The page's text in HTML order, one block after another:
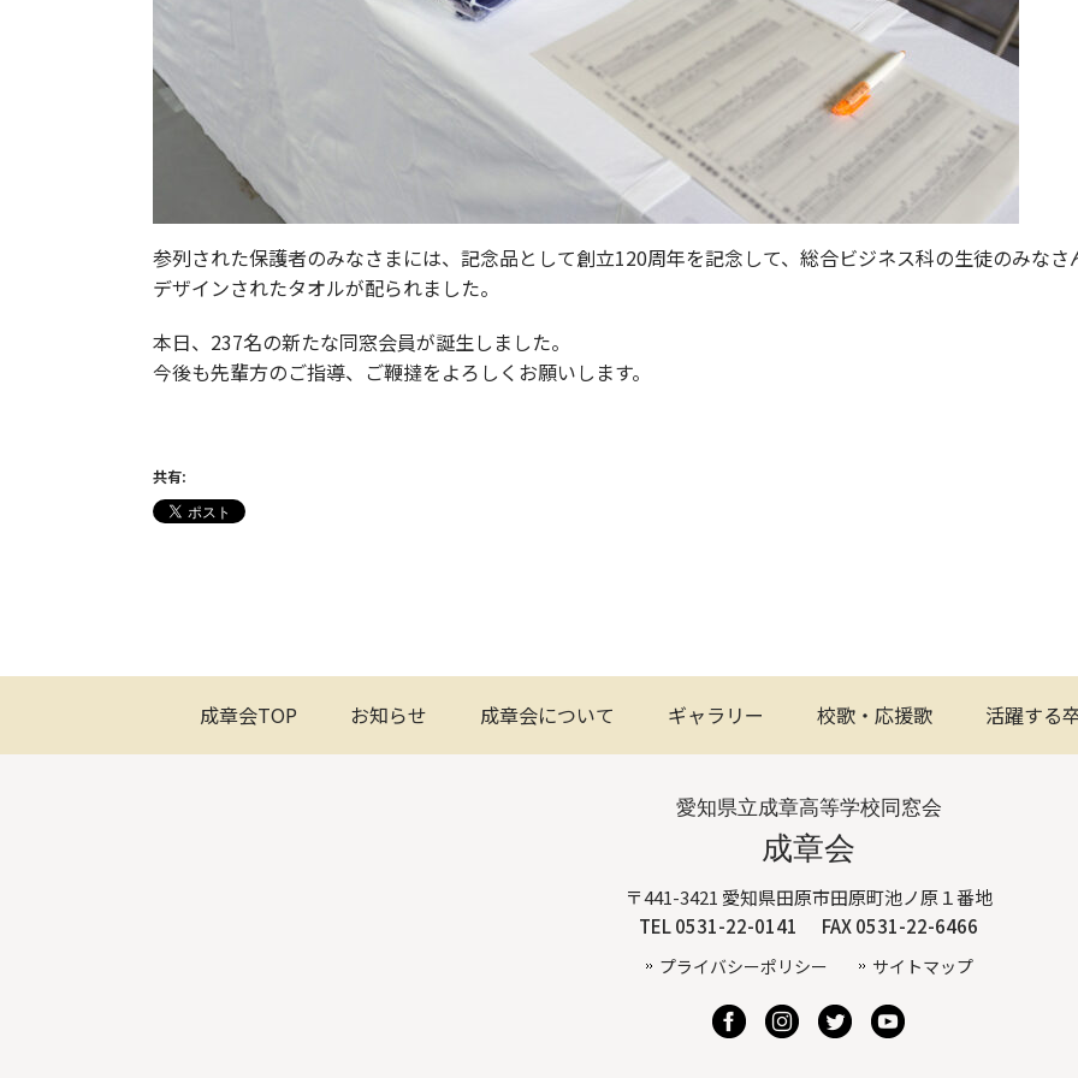
参列された保護者のみなさまには、記念品として創立120周年を記念して、総合ビジネス科の生徒のみなさ
デザインされたタオルが配られました。
本日、237名の新たな同窓会員が誕生しました。
今後も先輩方のご指導、ご鞭撻をよろしくお願いします。
共有:
成章会TOP お知らせ 成章会について ギャラリー 校歌・応援歌 活躍する
愛知県立成章高等学校同窓会
成章会
〒441-3421 愛知県田原市田原町池ノ原１番地
TEL 0531-22-0141
FAX 0531-22-6466
プライバシーポリシー サイトマップ